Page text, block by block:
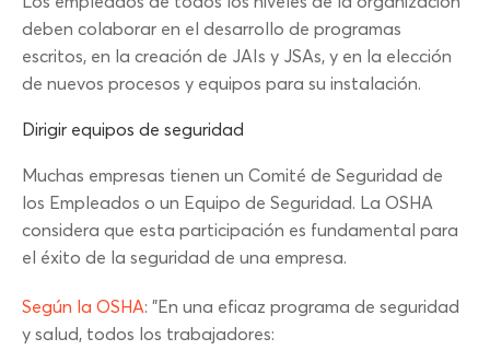
deben colaborar en el desarrollo de programas
escritos, en la creación de JAIs y JSAs, y en la elección
de nuevos procesos y equipos para su instalación.
Dirigir equipos de seguridad
Muchas empresas tienen un Comité de Seguridad de
los Empleados o un Equipo de Seguridad. La OSHA
considera que esta participación es fundamental para
el éxito de la seguridad de una empresa.
Según la OSHA: "En una eficaz programa de seguridad
y salud, todos los trabajadores: